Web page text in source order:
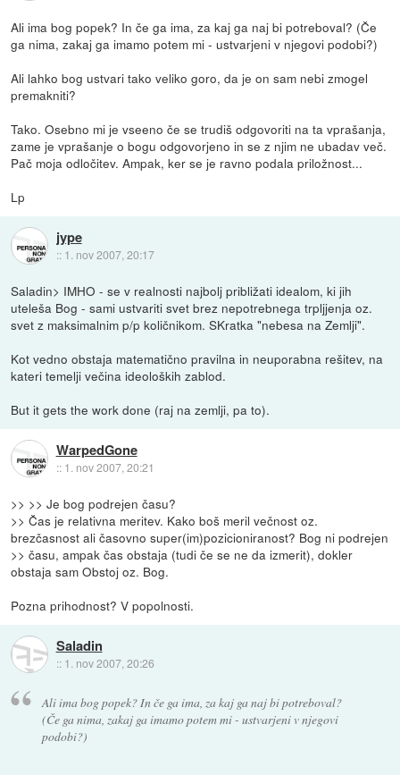
Ali ima bog popek? In če ga ima, za kaj ga naj bi potreboval? (Če
ga nima, zakaj ga imamo potem mi - ustvarjeni v njegovi podobi?)
Ali lahko bog ustvari tako veliko goro, da je on sam nebi zmogel
premakniti?
Tako. Osebno mi je vseeno če se trudiš odgovoriti na ta vprašanja,
zame je vprašanje o bogu odgovorjeno in se z njim ne ubadav več.
Pač moja odločitev. Ampak, ker se je ravno podala priložnost...
Lp
jype
:: 1. nov 2007, 20:17
Saladin> IMHO - se v realnosti najbolj približati idealom, ki jih
uteleša Bog - sami ustvariti svet brez nepotrebnega trpljjenja oz.
svet z maksimalnim p/p količnikom. SKratka "nebesa na Zemlji".
Kot vedno obstaja matematično pravilna in neuporabna rešitev, na
kateri temelji večina ideoloških zablod.
But it gets the work done (raj na zemlji, pa to).
WarpedGone
:: 1. nov 2007, 20:21
>> >> Je bog podrejen času?
>> Čas je relativna meritev. Kako boš meril večnost oz.
brezčasnost ali časovno super(im)pozicioniranost? Bog ni podrejen
>> času, ampak čas obstaja (tudi če se ne da izmerit), dokler
obstaja sam Obstoj oz. Bog.
Pozna prihodnost? V popolnosti.
Saladin
:: 1. nov 2007, 20:26
Ali ima bog popek? In če ga ima, za kaj ga naj bi potreboval?
(Če ga nima, zakaj ga imamo potem mi - ustvarjeni v njegovi
podobi?)